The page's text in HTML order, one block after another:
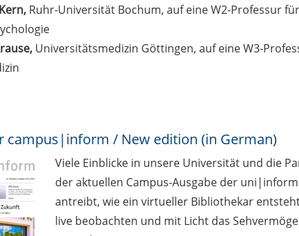
Ruhr-Universität Bochum, auf eine W2-Professur
Universitätsmedizin Göttingen, auf eine W3-
campus|inform / New edition (in German)
Viele Einblicke in unsere Universität und die
der aktuellen Campus-Ausgabe der
antreibt, wie ein virtueller Bibliothekar
live beobachten und mit Licht das